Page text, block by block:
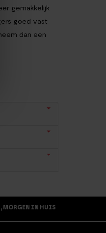
gemakkelijk
goed vast
dan een
MORGEN IN HUIS